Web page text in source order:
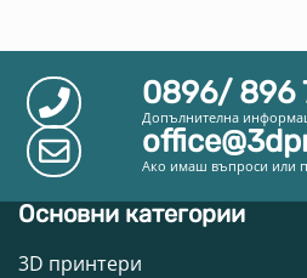
0896/ 896
Допълнителна
Ако имаш въпроси или
Основни категории
3D принтери